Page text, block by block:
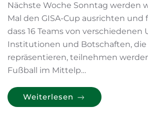
Nächste Woche Sonntag werden
Mal den GISA-Cup ausrichten und
dass 16 Teams von
Institutionen und Botschaften, die
repräsentieren, teilnehmen
Fußball im Mittelp…
Weiterlesen